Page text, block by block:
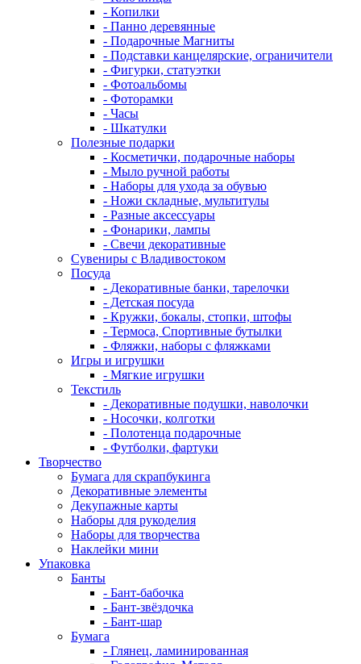
- Копилки
- Панно деревянные
- Подарочные Магниты
- Подставки канцелярские, ограничители
- Фигурки, статуэтки
- Фотоальбомы
- Фоторамки
- Часы
- Шкатулки
Полезные подарки
- Косметички, подарочные наборы
- Мыло ручной работы
- Наборы для ухода за обувью
- Ножи складные, мультитулы
- Разные аксессуары
- Фонарики, лампы
- Свечи декоративные
Сувениры с Владивостоком
Посуда
- Декоративные банки, тарелочки
- Детская посуда
- Кружки, бокалы, стопки, штофы
- Термоса, Спортивные бутылки
- Фляжки, наборы с фляжками
Игры и игрушки
- Мягкие игрушки
Текстиль
- Декоративные подушки, наволочки
- Носочки, колготки
- Полотенца подарочные
- Футболки, фартуки
Творчество
Бумага для скрапбукинга
Декоративные элементы
Декупажные карты
Наборы для рукоделия
Наборы для творчества
Наклейки мини
Упаковка
Банты
- Бант-бабочка
- Бант-звёздочка
- Бант-шар
Бумага
- Глянец, ламинированная